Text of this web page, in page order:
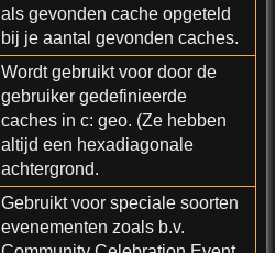
als gevonden cache opgeteld
bij je aantal gevonden caches.
Wordt gebruikt voor door de
gebruiker gedefinieerde
caches in c: geo. (Ze hebben
altijd een hexadiagonale
achtergrond.
Gebruikt voor speciale soorten
evenementen zoals b.v.